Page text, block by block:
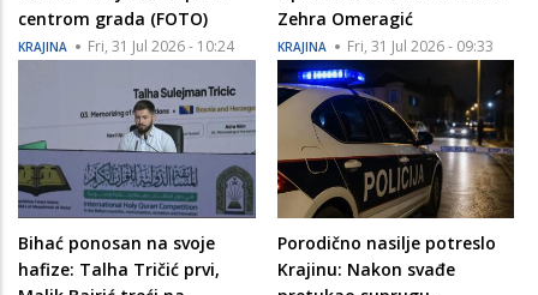
centrom grada (FOTO)
KRAJINA Fri, 31 Jul 2026 - 10:24
Zehra Omeragić
KRAJINA Fri, 31 Jul 2026 - 09:33
Bihać ponosan na svoje
hafize: Talha Tričić prvi,
Porodično nasilje potreslo
Krajinu: Nakon svađe